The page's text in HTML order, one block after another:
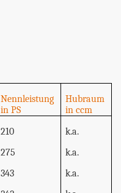
Nennleistung
in PS
Hubraum
in ccm
210
275
343
k.a.
k.a.
k.a.